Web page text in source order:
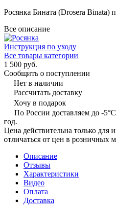
Росянка Бината (Drosera Binata)
Все описание
Инструкция по уходу
Все товары категории
1 500 руб.
Сообщить о поступлении
Нет в наличии
Рассчитать доставку
Хочу в подарок
По России доставляем до -
год.
Цена действительна только для
отличаться от цен в розничных
Описание
Отзывы
Характеристики
Видео
Оплата
Доставка